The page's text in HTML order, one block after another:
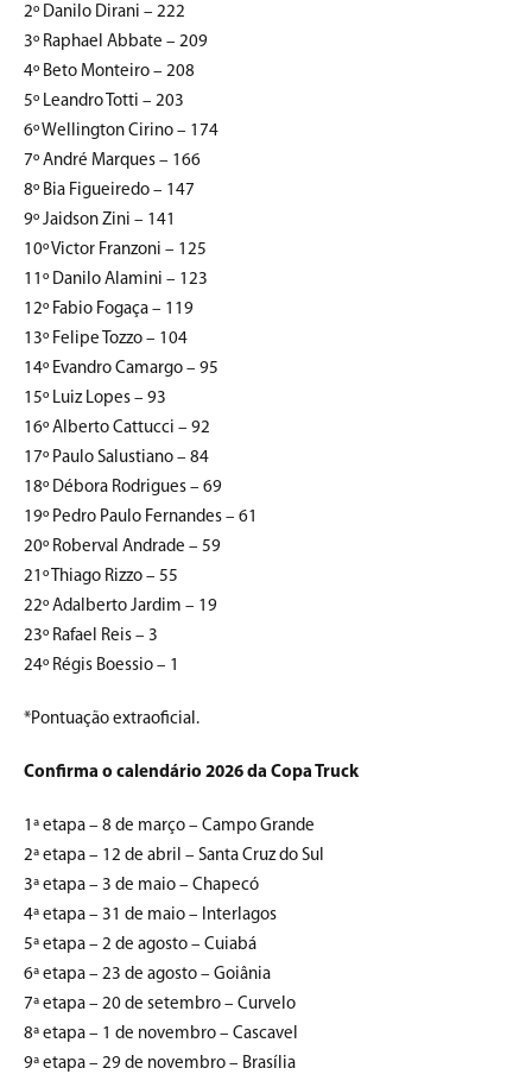
2º Danilo Dirani – 222
3º Raphael Abbate – 209
4º Beto Monteiro – 208
5º Leandro Totti – 203
6º Wellington Cirino – 174
7º André Marques – 166
8º Bia Figueiredo – 147
9º Jaidson Zini – 141
10º Victor Franzoni – 125
11º Danilo Alamini – 123
12º Fabio Fogaça – 119
13º Felipe Tozzo – 104
14º Evandro Camargo – 95
15º Luiz Lopes – 93
16º Alberto Cattucci – 92
17º Paulo Salustiano – 84
18º Débora Rodrigues – 69
19º Pedro Paulo Fernandes – 61
20º Roberval Andrade – 59
21º Thiago Rizzo – 55
22º Adalberto Jardim – 19
23º Rafael Reis – 3
24º Régis Boessio – 1
*Pontuação extraoficial.
Confirma o calendário 2026 da Copa Truck
1ª etapa – 8 de março – Campo Grande
2ª etapa – 12 de abril – Santa Cruz do Sul
3ª etapa – 3 de maio – Chapecó
4ª etapa – 31 de maio – Interlagos
5ª etapa – 2 de agosto – Cuiabá
6ª etapa – 23 de agosto – Goiânia
7ª etapa – 20 de setembro – Curvelo
8ª etapa – 1 de novembro – Cascavel
9ª etapa – 29 de novembro – Brasília